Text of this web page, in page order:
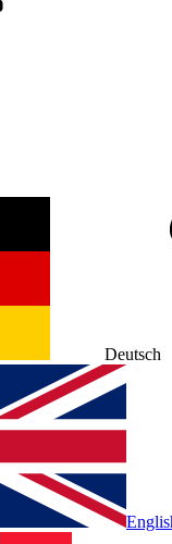
Deutsch